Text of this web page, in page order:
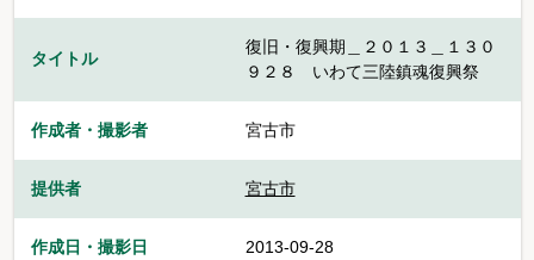
タイトル
復旧・復興期＿２０１３＿１３０
９２８ いわて三陸鎮魂復興祭
作成者・撮影者 宮古市
提供者 宮古市
作成日・撮影日 2013-09-28